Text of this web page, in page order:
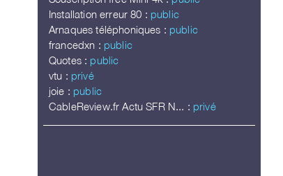
Installation erreur 80 : public
Arnaques téléphoniques : public
francedxn : public
Quotes : public
vtu : privé
joie : public
CableReview.fr Actu SFR N... : privé